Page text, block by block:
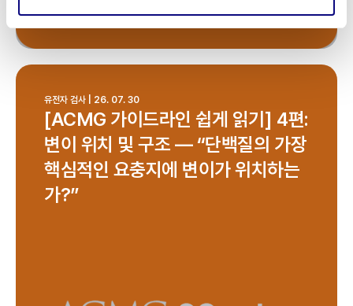
[ACMG 가이드라인 쉽게 읽기] 4편:
변이 위치 및 구조 — “단백질의 가장
핵심적인 요충지에 변이가 위치하는
가?”
유전자 검사 | 26. 07. 30